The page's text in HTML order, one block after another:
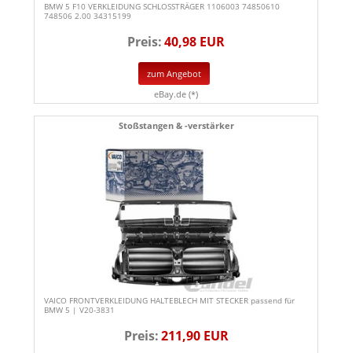
BMW 5 F10 VERKLEIDUNG SCHLOSSTRÄGER 1106003 74850610
748506 2.00 34315199
Preis:40,98 EUR
zum Angebot
eBay.de (*)
Stoßstangen & -verstärker
VAICO FRONTVERKLEIDUNG HALTEBLECH MIT STECKER passend für
BMW 5 | V20-3831
Preis:211,90 EUR